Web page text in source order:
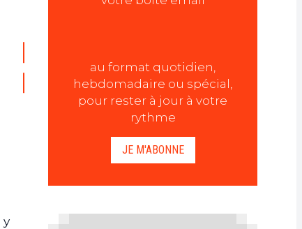
y
au format quotidien,
hebdomadaire ou spécial,
pour rester à jour à votre
rythme
JE M'ABONNE